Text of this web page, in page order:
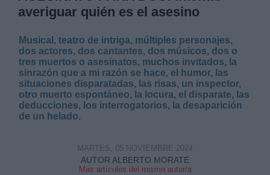
averiguar quién es el asesino
Musical, teatro de intriga, múltiples personajes,
dos actores, dos cantantes, dos músicos, dos o
tres muertos o asesinatos, muchos invitados, la
sinrazón que a mi razón se hace, el humor, las
situaciones disparatadas, las risas, un inspector,
otro muerto espontáneo, la locura, el disparate, las
deducciones, los interrogatorios, la desaparición
de un helado.
AUTOR ALBERTO MORATE
Mas artículos del mismo autor/a
MARTES, 05 NOVIEMBRE 2024
Destinatarios: